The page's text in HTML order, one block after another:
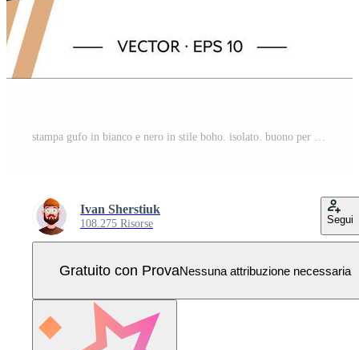
stampa gufo in bianco e nero in stile boho. isolato. buono per abbigliamento e tessuti. illustrazione vettoriale. Vettore Pro
Ivan Sherstiuk
108.275 Risorse Segui
Gratuito con ProvaNessuna attribuzione necessaria